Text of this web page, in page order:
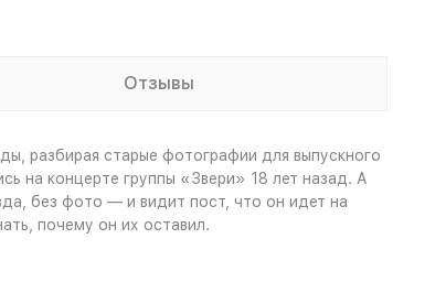
Отзывы
разбирая старые фотографии для выпускного
на концерте группы «Звери» 18 лет назад. А
без фото — и видит пост, что он идет на
почему он их оставил.